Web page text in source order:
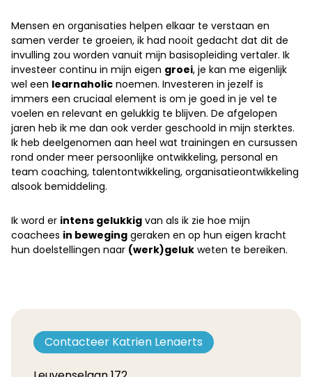
Mensen en organisaties helpen elkaar te verstaan en
samen verder te groeien, ik had nooit gedacht dat dit de
invulling zou worden vanuit mijn basisopleiding vertaler. Ik
investeer continu in mijn eigen groei, je kan me eigenlijk
wel een learnaholic noemen. Investeren in jezelf is
immers een cruciaal element is om je goed in je vel te
voelen en relevant en gelukkig te blijven. De afgelopen
jaren heb ik me dan ook verder geschoold in mijn sterktes.
Ik heb deelgenomen aan heel wat trainingen en cursussen
rond onder meer persoonlijke ontwikkeling, personal en
team coaching, talentontwikkeling, organisatieontwikkeling
alsook bemiddeling.
Ik word er intens gelukkig van als ik zie hoe mijn
coachees in beweging geraken en op hun eigen kracht
hun doelstellingen naar (werk)geluk weten te bereiken.
Contacteer Katrien Lenaerts